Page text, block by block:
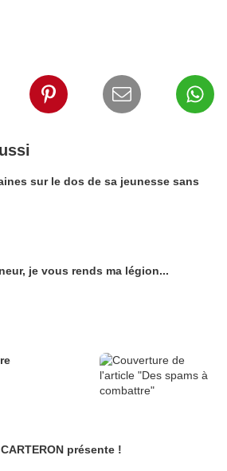
sur le dos de sa jeunesse sans
je vous rends ma légion...
les pesticides ? CARTERON présente !